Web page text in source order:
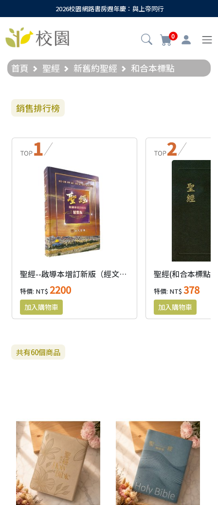
2026校園網路書房週年慶：與上帝同行
0
首頁 聖經 新舊約聖經 和合本標點
銷售排行榜
聖經--啟導本增訂新版（經文、註解、串珠、讀音、譯義、索引、備考、現代用詞八用）)
特價: NT$2200 特價: NT$378
共有60個商品